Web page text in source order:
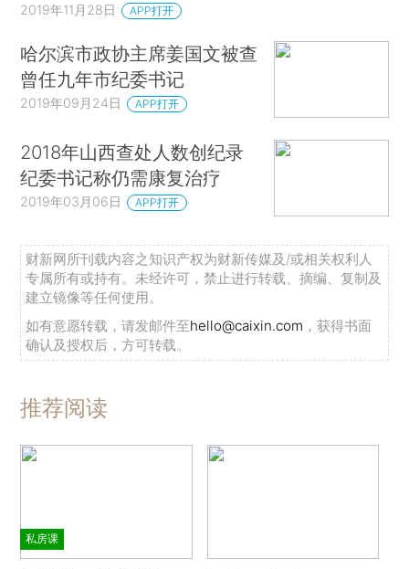
2019年11月28日 APP打开
哈尔滨市政协主席姜国文被查
曾任九年市纪委书记
2019年09月24日 APP打开
2018年山西查处人数创纪录
纪委书记称仍需康复治疗
2019年03月06日 APP打开
财新网所刊载内容之知识产权为财新传媒及/或相关权利人
专属所有或持有。未经许可，禁止进行转载、摘编、复制及
建立镜像等任何使用。
如有意愿转载，请发邮件至hello@caixin.com ，获得书面
确认及授权后，方可转载。
推荐阅读
私房课